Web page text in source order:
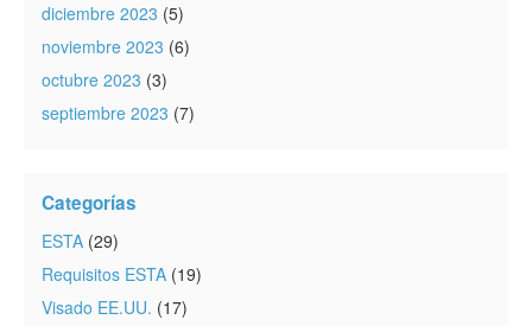
diciembre 2023 (5)
noviembre 2023 (6)
octubre 2023 (3)
septiembre 2023 (7)
Categorías
ESTA (29)
Requisitos ESTA (19)
Visado EE.UU. (17)